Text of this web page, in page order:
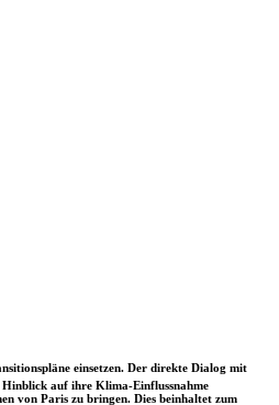
einsetzen. Der direkte Dialog mit
Hinblick auf ihre Klima-Einflussnahme
von Paris zu bringen. Dies beinhaltet zum